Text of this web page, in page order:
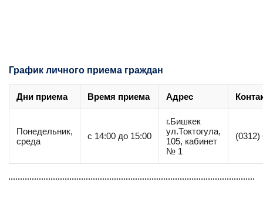
График личного приема граждан
Дни приема Время приема Адрес
Понедельник,
среда
с 14:00 до 15:00
г.Бишкек
ул.Токтогула,
105, кабинет
№ 1
(0312)